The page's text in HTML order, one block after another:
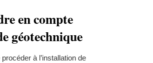
en compte
géotechnique
à l’installation de